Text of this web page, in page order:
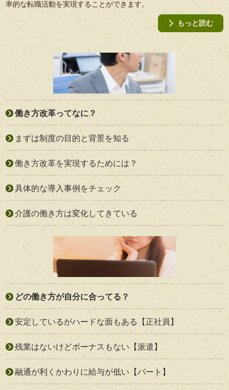
率的な転職活動を実現することができます。
もっと読む
働き方改革ってなに？
まずは制度の目的と背景を知る
働き方改革を実現するためには？
具体的な導入事例をチェック
介護の働き方は変化してきている
どの働き方が自分に合ってる？
安定しているがハードな面もある【正社員】
残業はないけどボーナスもない【派遣】
融通が利くかわりに給与が低い【パート】